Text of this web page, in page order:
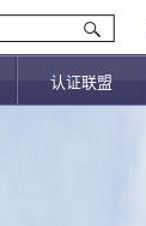
认证联盟